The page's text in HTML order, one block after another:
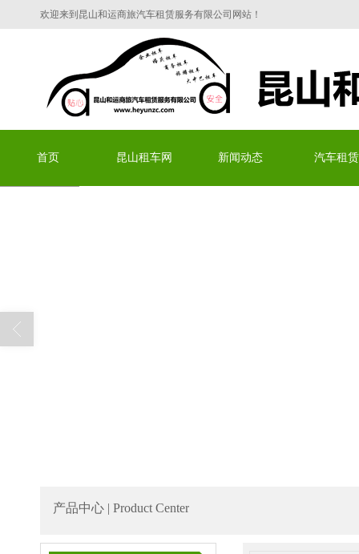
欢迎来到昆山和运商旅汽车租赁服务有限公司网站！
昆山和运商旅汽车租赁服务有
首页 昆山租车网 新闻动态 汽车租赁
产品中心 | Product Center